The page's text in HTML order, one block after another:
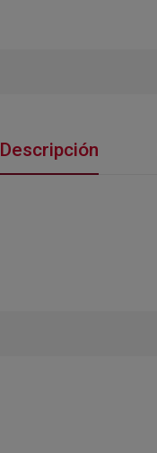
Descripción